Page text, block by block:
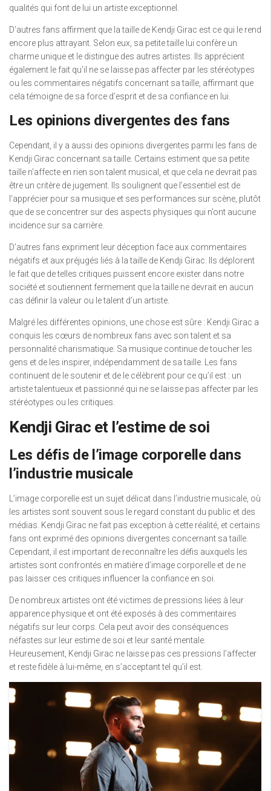
qualités qui font de lui un artiste exceptionnel.
D’autres fans affirment que la taille de Kendji Girac est ce qui le rend
encore plus attrayant. Selon eux, sa petite taille lui confère un
charme unique et le distingue des autres artistes. Ils apprécient
également le fait qu’il ne se laisse pas affecter par les stéréotypes
ou les commentaires négatifs concernant sa taille, affirmant que
cela témoigne de sa force d’esprit et de sa confiance en lui.
Les opinions divergentes des fans
Cependant, il y a aussi des opinions divergentes parmi les fans de
Kendji Girac concernant sa taille. Certains estiment que sa petite
taille n’affecte en rien son talent musical, et que cela ne devrait pas
être un critère de jugement. Ils soulignent que l’essentiel est de
l’apprécier pour sa musique et ses performances sur scène, plutôt
que de se concentrer sur des aspects physiques qui n’ont aucune
incidence sur sa carrière.
D’autres fans expriment leur déception face aux commentaires
négatifs et aux préjugés liés à la taille de Kendji Girac. Ils déplorent
le fait que de telles critiques puissent encore exister dans notre
société et soutiennent fermement que la taille ne devrait en aucun
cas définir la valeur ou le talent d’un artiste.
Malgré les différentes opinions, une chose est sûre : Kendji Girac a
conquis les cœurs de nombreux fans avec son talent et sa
personnalité charismatique. Sa musique continue de toucher les
gens et de les inspirer, indépendamment de sa taille. Les fans
continuent de le soutenir et de le célèbrent pour ce qu’il est : un
artiste talentueux et passionné qui ne se laisse pas affecter par les
stéréotypes ou les critiques.
Kendji Girac et l’estime de soi
Les défis de l’image corporelle dans
l’industrie musicale
L’image corporelle est un sujet délicat dans l’industrie musicale, où
les artistes sont souvent sous le regard constant du public et des
médias. Kendji Girac ne fait pas exception à cette réalité, et certains
fans ont exprimé des opinions divergentes concernant sa taille.
Cependant, il est important de reconnaître les défis auxquels les
artistes sont confrontés en matière d’image corporelle et de ne
pas laisser ces critiques influencer la confiance en soi.
De nombreux artistes ont été victimes de pressions liées à leur
apparence physique et ont été exposés à des commentaires
négatifs sur leur corps. Cela peut avoir des conséquences
néfastes sur leur estime de soi et leur santé mentale.
Heureusement, Kendji Girac ne laisse pas ces pressions l’affecter
et reste fidèle à lui-même, en s’acceptant tel qu’il est.